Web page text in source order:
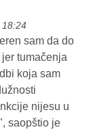
18:24
sam da do
tumačenja
koja sam
nijesu u
saopštio je